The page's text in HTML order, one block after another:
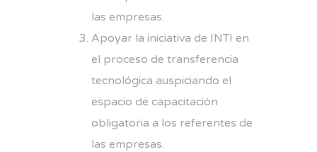
las empresas.
Apoyar la iniciativa de INTI en
el proceso de transferencia
tecnológica auspiciando el
espacio de capacitación
obligatoria a los referentes de
las empresas.